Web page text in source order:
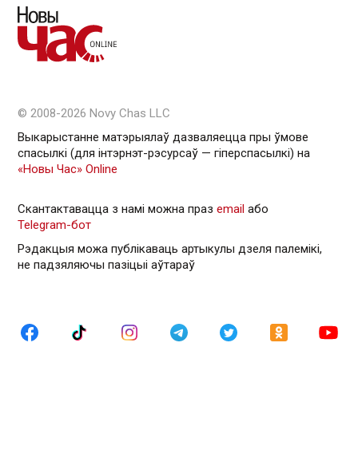
© 2008-2026 Novy Chas LLC
Выкарыстанне матэрыялаў дазваляецца пры ўмове
спасылкі (для інтэрнэт-рэсурсаў — гiперспасылкi) на
«Новы Час» Online
Скантактавацца з намі можна праз email або
Telegram-бот
Рэдакцыя можа публікаваць артыкулы дзеля палемікі,
не падзяляючы пазіцыі аўтараў